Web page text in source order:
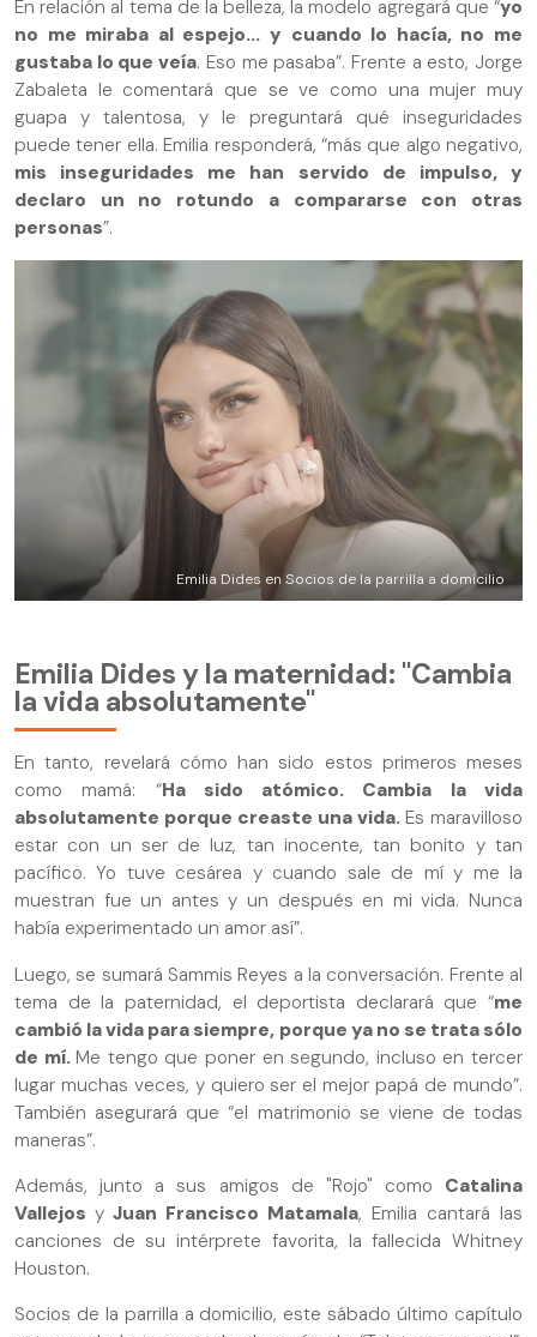
En relación al tema de la belleza, la modelo agregará que “yo
no me miraba al espejo... y cuando lo hacía, no me
gustaba lo que veía. Eso me pasaba”. Frente a esto, Jorge
Zabaleta le comentará que se ve como una mujer muy
guapa y talentosa, y le preguntará qué inseguridades
puede tener ella. Emilia responderá, “más que algo negativo,
mis inseguridades me han servido de impulso, y
declaro un no rotundo a compararse con otras
personas”.
Emilia Dides en Socios de la parrilla a domicilio
Emilia Dides y la maternidad: "Cambia
la vida absolutamente"
En tanto, revelará cómo han sido estos primeros meses
como mamá: “Ha sido atómico. Cambia la vida
absolutamente porque creaste una vida. Es maravilloso
estar con un ser de luz, tan inocente, tan bonito y tan
pacífico. Yo tuve cesárea y cuando sale de mí y me la
muestran fue un antes y un después en mi vida. Nunca
había experimentado un amor así”.
Luego, se sumará Sammis Reyes a la conversación. Frente al
tema de la paternidad, el deportista declarará que “me
cambió la vida para siempre, porque ya no se trata sólo
de mí. Me tengo que poner en segundo, incluso en tercer
lugar muchas veces, y quiero ser el mejor papá de mundo”.
También asegurará que “el matrimonio se viene de todas
maneras”.
Además, junto a sus amigos de "Rojo" como Catalina
Vallejos y Juan Francisco Matamala, Emilia cantará las
canciones de su intérprete favorita, la fallecida Whitney
Houston.
Socios de la parrilla a domicilio, este sábado último capítulo